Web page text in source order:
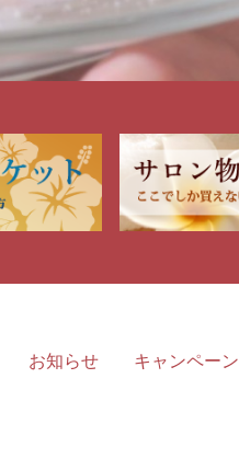
お知らせ キャンペーン